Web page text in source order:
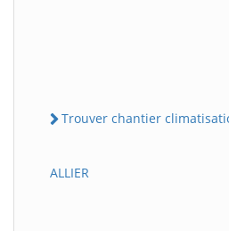
Trouver chantier
ALLIER